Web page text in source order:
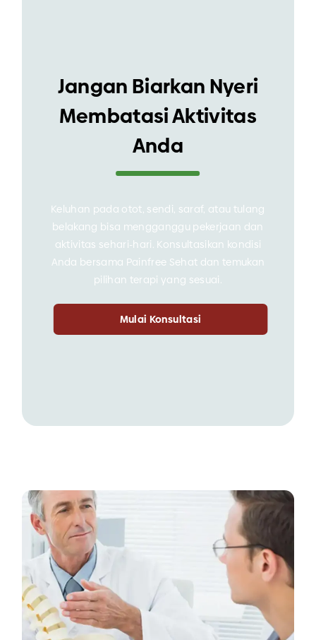
Jangan Biarkan Nyeri
Membatasi Aktivitas
Anda
Keluhan pada otot, sendi, saraf, atau tulang
belakang bisa mengganggu pekerjaan dan
aktivitas sehari-hari. Konsultasikan kondisi
Anda bersama Painfree Sehat dan temukan
pilihan terapi yang sesuai.
Mulai Konsultasi